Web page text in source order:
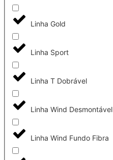
Linha Gold
Linha Sport
Linha T Dobrável
Linha Wind Desmontável
Linha Wind Fundo Fibra